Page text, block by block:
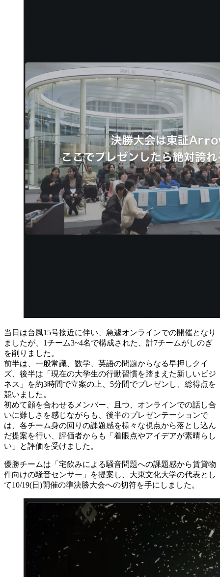
当日は台風15号接近に伴い、急遽オンラインでの開催となり
ましたが、1チーム3~4名で構成された、計7チームがしのぎ
を削りました。
前半は、一般常識、数学、英語の問題からなる早押しクイ
ズ、後半は「現在の大学生の行動習慣を踏まえた新しいビジ
ネス」を約3時間で立案の上、5分間でプレゼンし、総得点を
競いました。
初めて顔を合わせるメンバー、且つ、オンラインでの話し合
いに難しさを感じながらも、後半のプレゼンテーションで
は、各チーム身の回りの課題感を様々な視点から落とし込ん
だ提案を行い、評価者からも「着眼点やアイデアが素晴らし
い」と評価を受けました。
優勝チームは「宅飲みによる騒音問題への課題感から賃貸物
件向けの騒音センサー」を提案し、大東文化大学の代表とし
て10/19(日)開催の準決勝大会への切符を手にしました。